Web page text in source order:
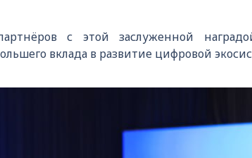
с этой заслуженной
вклада в развитие цифровой